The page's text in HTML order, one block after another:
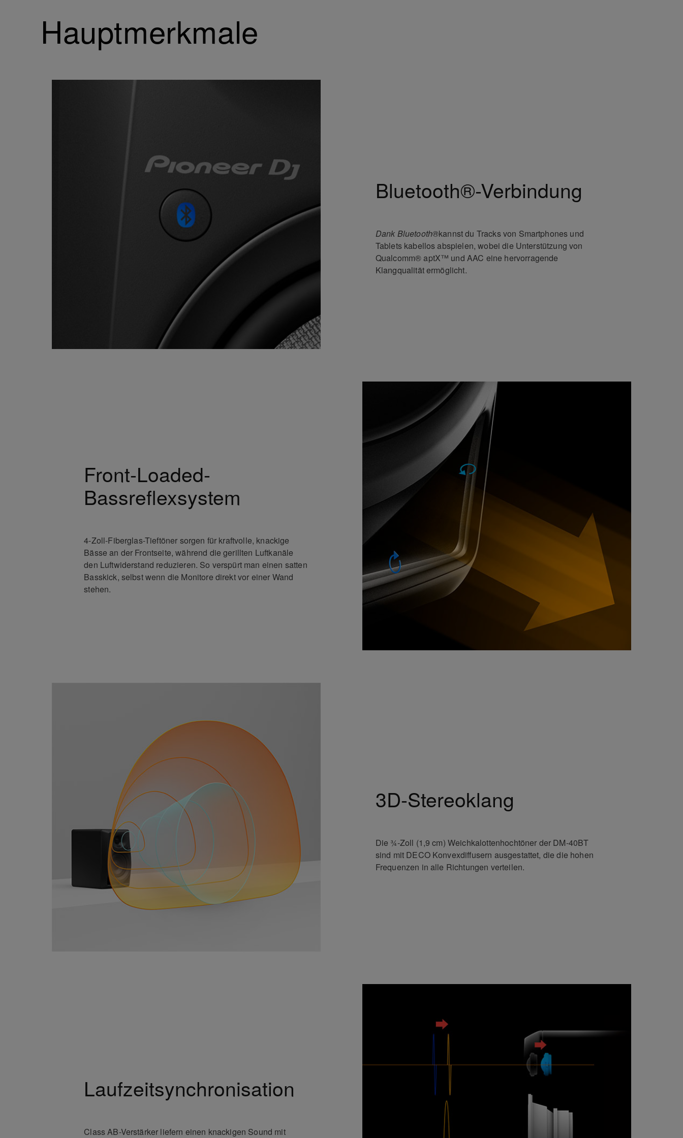
Hauptmerkmale
Bluetooth®-Verbindung
Dank Bluetooth®kannst du Tracks von Smartphones und
Tablets kabellos abspielen, wobei die Unterstützung von
Qualcomm® aptX™ und AAC eine hervorragende
Klangqualität ermöglicht.
Front-Loaded-
Bassreflexsystem
4-Zoll-Fiberglas-Tieftöner sorgen für kraftvolle, knackige
Bässe an der Frontseite, während die gerillten Luftkanäle
den Luftwiderstand reduzieren. So verspürt man einen satten
Basskick, selbst wenn die Monitore direkt vor einer Wand
stehen.
3D-Stereoklang
Die ¾-Zoll (1,9 cm) Weichkalottenhochtöner der DM-40BT
sind mit DECO Konvexdiffusern ausgestattet, die die hohen
Frequenzen in alle Richtungen verteilen.
Laufzeitsynchronisation
Class AB-Verstärker liefern einen knackigen Sound mit